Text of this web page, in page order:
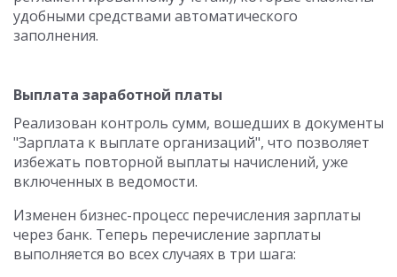
удобными средствами автоматического
заполнения.
Выплата заработной платы
Реализован контроль сумм, вошедших в документы
"Зарплата к выплате организаций", что позволяет
избежать повторной выплаты начислений, уже
включенных в ведомости.
Изменен бизнес-процесс перечисления зарплаты
через банк. Теперь перечисление зарплаты
выполняется во всех случаях в три шага: